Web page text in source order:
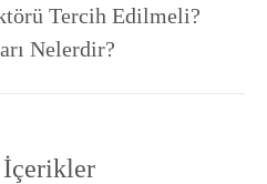
Next
post:
Tercih Edilmeli?
Nelerdir?